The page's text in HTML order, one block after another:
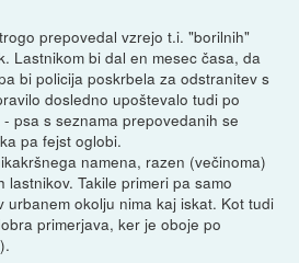
prepovedal vzrejo t.i. "borilnih"
Lastnikom bi dal en mesec časa, da
bi policija poskrbela za odstranitev s
dosledno upoštevalo tudi po
psa s seznama prepovedanih se
pa fejst oglobi.
namena, razen (večinoma)
Takile primeri pa samo
urbanem okolju nima kaj iskat. Kot tudi
primerjava, ker je oboje po